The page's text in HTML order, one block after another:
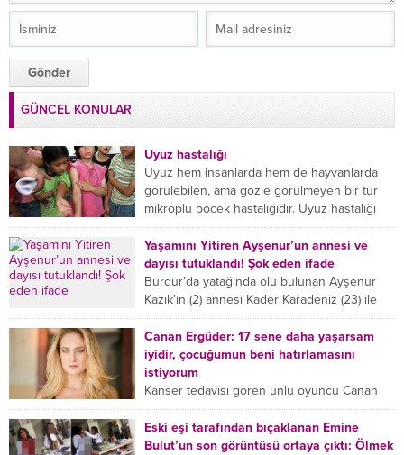
GÜNCEL KONULAR
Uyuz hastalığı
Uyuz hem insanlarda hem de hayvanlarda
görülebilen, ama gözle görülmeyen bir tür
mikroplu böcek hastalığıdır. Uyuz hastalığı
(Urticaria), deride veya...
Yaşamını Yitiren Ayşenur’un annesi ve
dayısı tutuklandı! Şok eden ifade
Burdur’da yatağında ölü bulunan Ayşenur
Kazık’ın (2) annesi Kader Karadeniz (23) ile
dayısı Hızır Tunç Çetinkaya (19) tutuklandı.
Çetinkaya, ifadesinde...
Canan Ergüder: 17 sene daha yaşarsam
iyidir, çocuğumun beni hatırlamasını
istiyorum
Kanser tedavisi gören ünlü oyuncu Canan
Ergüder, hastalık sürecini anlattı: Meme
kanserine yakalanan ünlü oyuncu Canan
Ergüder aklıma ilk ölümün...
Eski eşi tarafından bıçaklanan Emine
Bulut’un son görüntüsü ortaya çıktı: Ölmek